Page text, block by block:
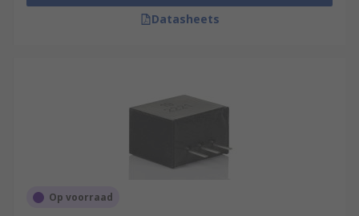
Datasheets
Op voorraad